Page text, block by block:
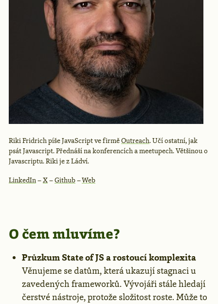
Riki Fridrich píše JavaScript ve firměOutreach. Učí ostatní, jak
psát Javascript. Přednáší na konferencích a meetupech. Většinou o
Javascriptu. Riki je z Ládví.
LinkedIn–X–Github–Web
O čem mluvíme?
Průzkum State of JS a rostoucí komplexita
Věnujeme se datům, která ukazují stagnaci u
zavedených frameworků. Vývojáři stále hledají
čerstvé nástroje, protože složitost roste. Může to